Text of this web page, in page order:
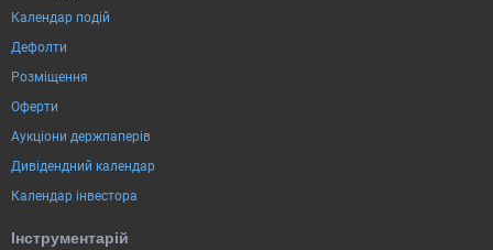
Календар подій
Дефолти
Розміщення
Оферти
Аукціони держпаперів
Дивідендний календар
Календар інвестора
Інструментарій